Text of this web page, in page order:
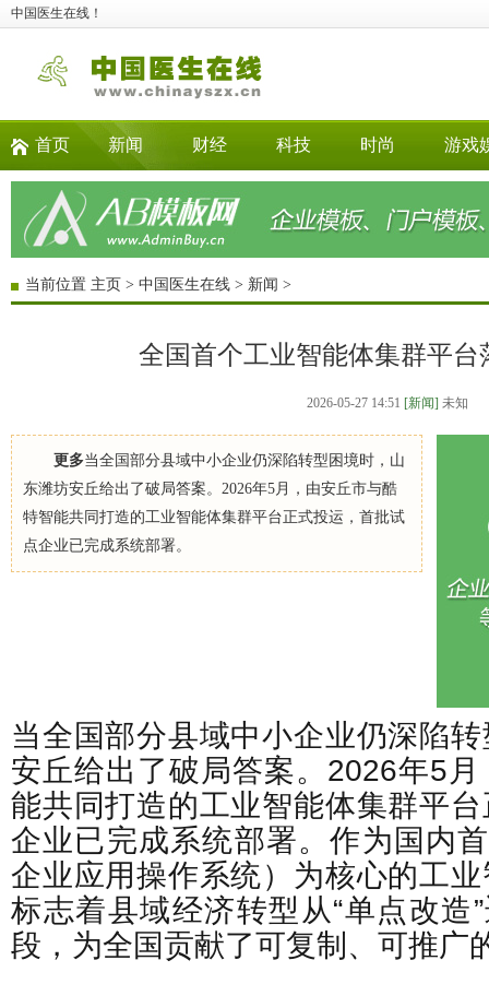
中国医生在线！
首页 新闻 财经 科技 时尚 游戏
当前位置 主页 > 中国医生在线 > 新闻 >
全国首个工业智能体集群平台
2026-05-27 14:51 [新闻] 未知
更多当全国部分县域中小企业仍深陷转型困境时，山
东潍坊安丘给出了破局答案。2026年5月，由安丘市与酷
特智能共同打造的工业智能体集群平台正式投运，首批试
点企业已完成系统部署。
当全国部分县域中小企业仍深陷
安丘给出了破局答案。2026年5
能共同打造的工业智能体集群平
企业已完成系统部署。作为国内
企业应用操作系统）为核心的工
标志着县域经济转型从“单点改造
段，为全国贡献了可复制、可推广